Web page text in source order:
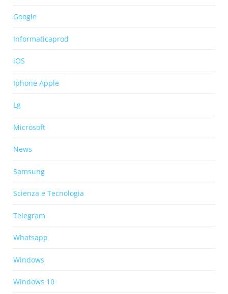
Google
Informaticaprod
iOS
Iphone Apple
Lg
Microsoft
News
Samsung
Scienza e Tecnologia
Telegram
Whatsapp
Windows
Windows 10